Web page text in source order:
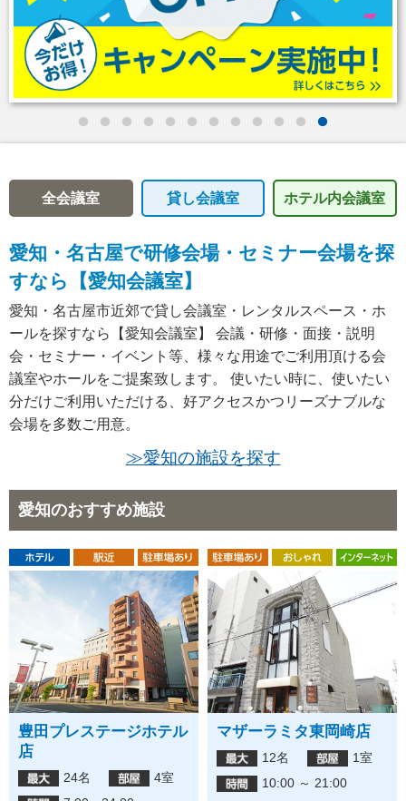
全会議室 貸し会議室 ホテル内会議室
愛知・名古屋で研修会場・セミナー会場を探
すなら【愛知会議室】
愛知・名古屋市近郊で貸し会議室・レンタルスペース・ホ
ールを探すなら【愛知会議室】 会議・研修・面接・説明
会・セミナー・イベント等、様々な用途でご利用頂ける会
議室やホールをご提案致します。 使いたい時に、使いたい
分だけご利用いただける、好アクセスかつリーズナブルな
会場を多数ご用意。
≫愛知の施設を探す
愛知のおすすめ施設
豊田プレステージホテル
店
24名
4室
マザーラミタ東岡崎店
12名
1室
10:00 ～ 21:00